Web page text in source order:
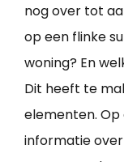
nog over tot
op een flinke
woning? En
Dit heeft te
elementen. Op
informatie